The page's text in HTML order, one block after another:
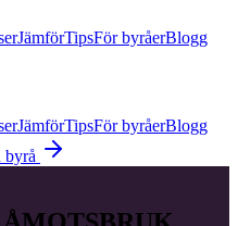
JämförTipsFör byråerBlogg
JämförTipsFör byråerBlogg
byrå